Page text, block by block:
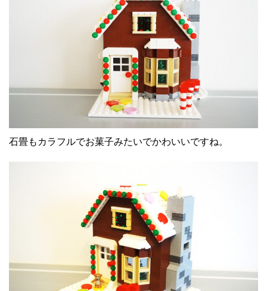
石畳もカラフルでお菓子みたいでかわいいですね。